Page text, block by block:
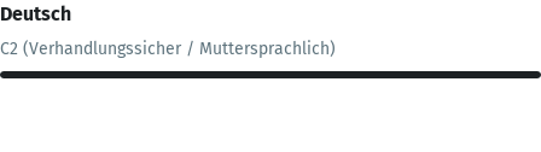
Deutsch
C2 (Verhandlungssicher / Muttersprachlich)